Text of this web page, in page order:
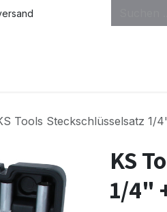
Tools Steckschlüsselsatz 1/
KS
1/4"